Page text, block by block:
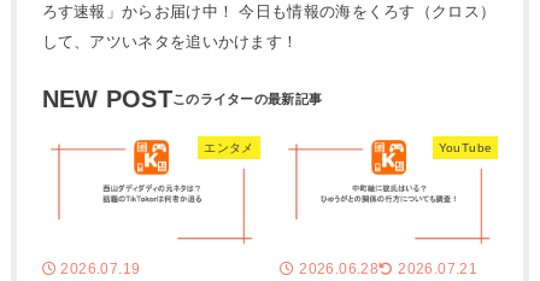
ろす速報」からお届け中！ 今日も情報の海をくろす（クロス）
して、アツいネタを追いかけます！
NEW POST
エンタメ
2026.07.19
YouTube
2026.06.28 2026.07.21